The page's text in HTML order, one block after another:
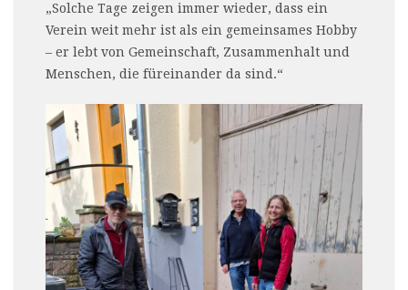
„Solche Tage zeigen immer wieder, dass ein
Verein weit mehr ist als ein gemeinsames Hobby
– er lebt von Gemeinschaft, Zusammenhalt und
Menschen, die füreinander da sind.“